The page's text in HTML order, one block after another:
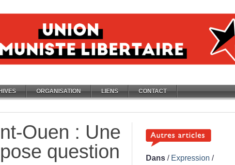
ORGANISATION LIENS CONTACT
Ouen : Une
question
Dans / Expression /